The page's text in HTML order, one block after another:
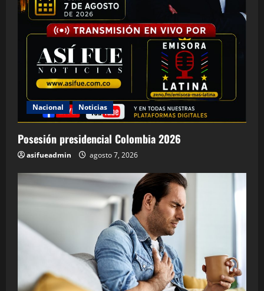
Nacional Noticias
Posesión presidencial Colombia 2026
asifueadmin agosto 7, 2026